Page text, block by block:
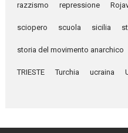
razzismo repressione
sciopero scuola sicilia
storia del movimento anarchico
TRIESTE Turchia ucraina